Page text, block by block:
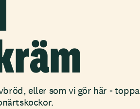
eller som vi gör här - toppa